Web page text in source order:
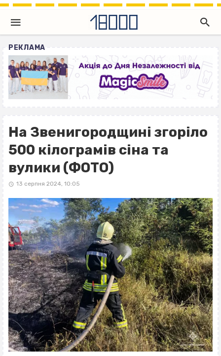
РЕКЛАМА
На Звенигородщині згоріло
500 кілограмів сіна та
вулики (ФОТО)
13 серпня 2024, 10:05